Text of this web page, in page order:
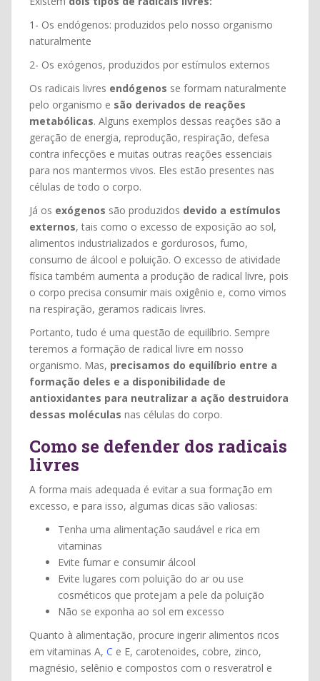
1- Os endógenos: produzidos pelo nosso organismo
naturalmente
2- Os exógenos, produzidos por estímulos externos
Os radicais livres endógenos se formam naturalmente
pelo organismo e são derivados de reações
metabólicas. Alguns exemplos dessas reações são a
geração de energia, reprodução, respiração, defesa
contra infecções e muitas outras reações essenciais
para nos mantermos vivos. Eles estão presentes nas
células de todo o corpo.
Já os exógenos são produzidos devido a estímulos
externos, tais como o excesso de exposição ao sol,
alimentos industrializados e gordurosos, fumo,
consumo de álcool e poluição. O excesso de atividade
física também aumenta a produção de radical livre, pois
o corpo precisa consumir mais oxigênio e, como vimos
na respiração, geramos radicais livres.
Portanto, tudo é uma questão de equilíbrio. Sempre
teremos a formação de radical livre em nosso
organismo. Mas, precisamos do equilíbrio entre a
formação deles e a disponibilidade de
antioxidantes para neutralizar a ação destruidora
dessas moléculas nas células do corpo.
Como se defender dos radicais
livres
A forma mais adequada é evitar a sua formação em
excesso, e para isso, algumas dicas são valiosas:
Tenha uma alimentação saudável e rica em
vitaminas
Evite fumar e consumir álcool
Evite lugares com poluição do ar ou use
cosméticos que protejam a pele da poluição
Não se exponha ao sol em excesso
Quanto à alimentação, procure ingerir alimentos ricos
em vitaminas A, C e E, carotenoides, cobre, zinco,
magnésio, selênio e compostos com o resveratrol e